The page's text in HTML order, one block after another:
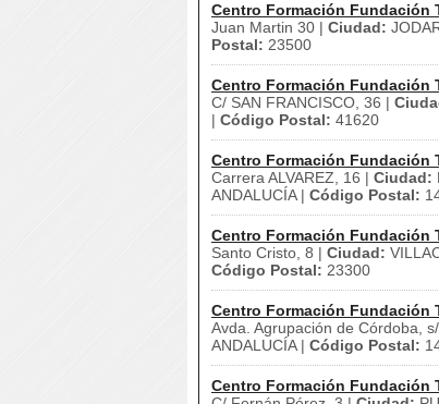
Centro Formación Fundación
Juan Martin 30 | Ciudad:
Postal: 23500
Centro Formación Fundación
C/ SAN FRANCISCO, 36 |
| Código Postal: 41620
Centro Formación Fundación
Carrera ALVAREZ, 16 | Ciudad:
ANDALUCÍA | Código Postal:
Centro Formación Fundación
Santo Cristo, 8 | Ciudad:
Código Postal: 23300
Centro Formación Fundación
Avda. Agrupación de Córdoba,
ANDALUCÍA | Código Postal:
Centro Formación Fundación